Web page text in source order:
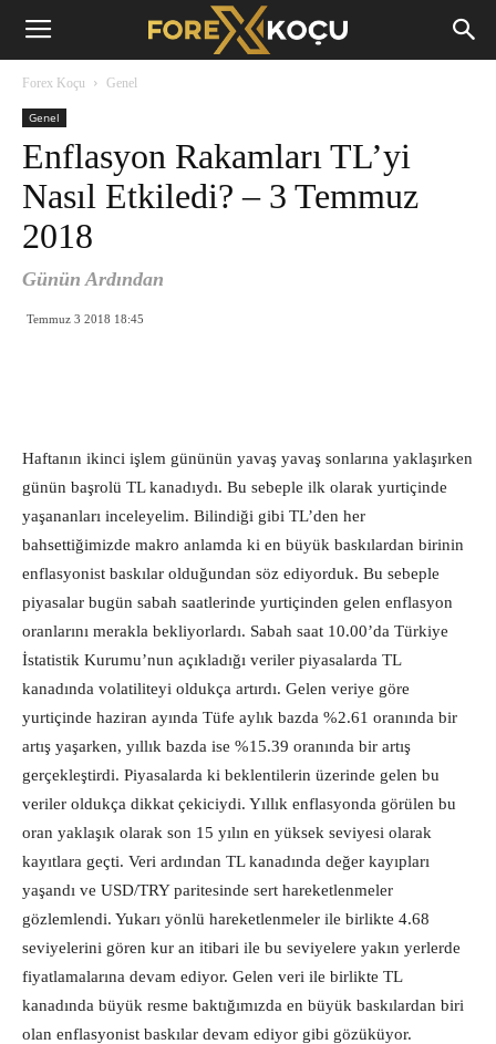
Forex
Forex Koçu Genel
Genel
Enflasyon Rakamları TL’yi
Nasıl Etkiledi? – 3 Temmuz
2018
Günün Ardından
Temmuz 3 2018 18:45
Haftanın ikinci işlem gününün yavaş yavaş sonlarına yaklaşırken
günün başrolü TL kanadıydı. Bu sebeple ilk olarak yurtiçinde
yaşananları inceleyelim. Bilindiği gibi TL’den her
bahsettiğimizde makro anlamda ki en büyük baskılardan birinin
enflasyonist baskılar olduğundan söz ediyorduk. Bu sebeple
piyasalar bugün sabah saatlerinde yurtiçinden gelen enflasyon
oranlarını merakla bekliyorlardı. Sabah saat 10.00’da Türkiye
İstatistik Kurumu’nun açıkladığı veriler piyasalarda TL
kanadında volatiliteyi oldukça artırdı. Gelen veriye göre
yurtiçinde haziran ayında Tüfe aylık bazda %2.61 oranında bir
artış yaşarken, yıllık bazda ise %15.39 oranında bir artış
gerçekleştirdi. Piyasalarda ki beklentilerin üzerinde gelen bu
veriler oldukça dikkat çekiciydi. Yıllık enflasyonda görülen bu
oran yaklaşık olarak son 15 yılın en yüksek seviyesi olarak
kayıtlara geçti. Veri ardından TL kanadında değer kayıpları
yaşandı ve USD/TRY paritesinde sert hareketlenmeler
gözlemlendi. Yukarı yönlü hareketlenmeler ile birlikte 4.68
seviyelerini gören kur an itibari ile bu seviyelere yakın yerlerde
fiyatlamalarına devam ediyor. Gelen veri ile birlikte TL
kanadında büyük resme baktığımızda en büyük baskılardan biri
olan enflasyonist baskılar devam ediyor gibi gözüküyor.